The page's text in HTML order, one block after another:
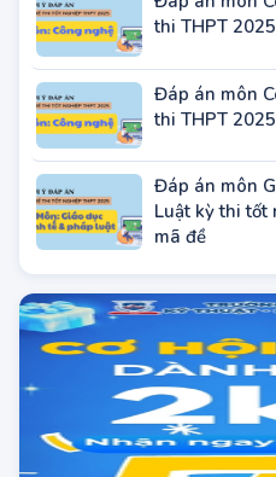
thi THPT
thi THPT
Đáp án môn
mã đề